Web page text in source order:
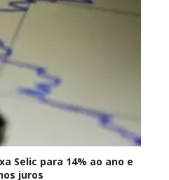
Selic para 14% ao ano e
juros